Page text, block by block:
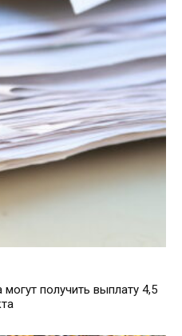
получить выплату 4,5